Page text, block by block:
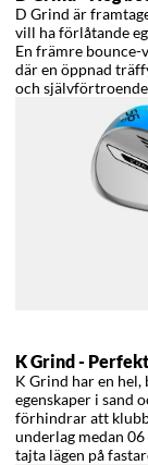
D Grind är
vill ha förlåtande
En främre
där en öppnad
och
K Grind -
K Grind har en
egenskaper i sand
förhindrar att
underlag medan
tajta lägen på